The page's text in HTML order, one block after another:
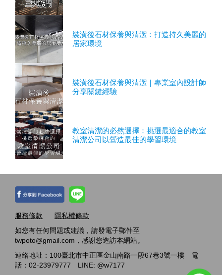
裝潢後石材保養與清潔：打造持久美麗的
居家環境
裝潢後石材保養與清潔｜專業室內設計師
分享關鍵經驗
教室清潔的必然選擇：挑選最適合的教室
清潔公司以營造最佳的學習環境
服務條款
隱私權條款
如您有任何問題或建議，請發電子郵件至
twpoto@gmail.com，感謝您造訪本網站。
連絡地址：100臺北市中正區金山南路一段67巷3號一樓 電
話：02-23979777 LINE: @w7177